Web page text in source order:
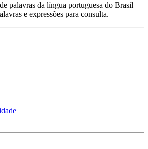
palavras da língua portuguesa do Brasil
e expressões para consulta.